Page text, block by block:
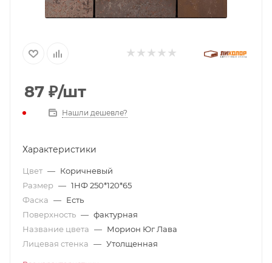
87 ₽/шт
Нашли дешевле?
Характеристики
Цвет — Коричневый
Размер — 1НФ 250*120*65
Фаска — Есть
Поверхность — фактурная
Название цвета — Морион Юг Лава
Лицевая стенка — Утолщенная